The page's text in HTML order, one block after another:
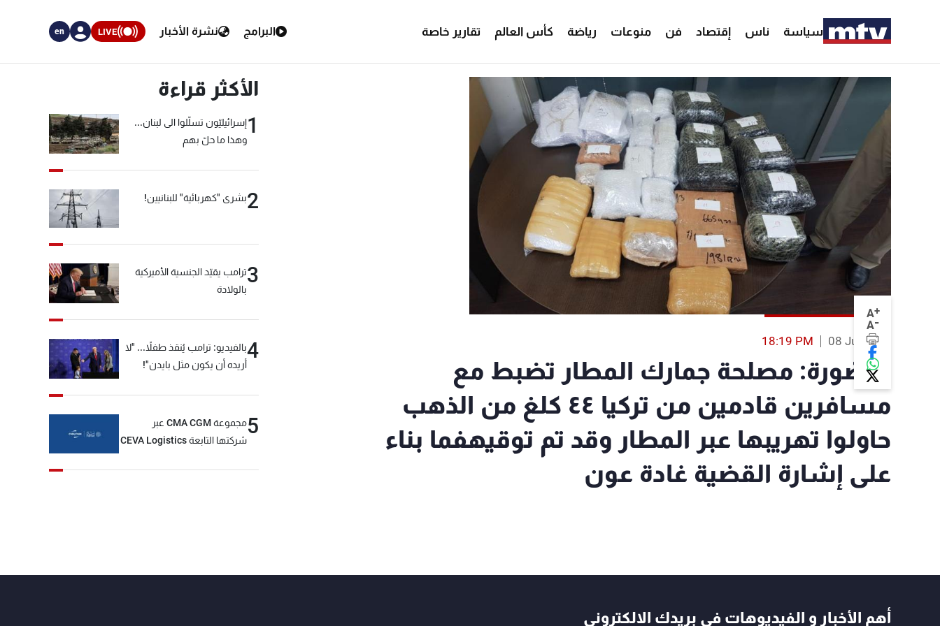
سياسة ناس إقتصاد فن منوعات رياضة كأس العالم تقارير خاصة البرامج نشرة الأخبار LIVE
en
A+
A-
08 Jul 2019
18:19 PM
بالصّورة: مصلحة جمارك المطار تضبط مع
مسافرين قادمين من تركيا ٤٤ كلغ من الذهب
حاولوا تهريبها عبر المطار وقد تم توقيهفما بناء
على إشارة القضية غادة عون
الأكثر قراءة
1إسرائيليّون تسلّلوا الى لبنان...
وهذا ما حلّ بهم
2بشرى "كهربائية" للبنانيين!
3ترامب يقيّد الجنسية الأميركية
بالولادة
4بالفيديو: ترامب يُنقذ طفلاً... "لا
أريده أن يكون مثل بايدن"!
5
مجموعة CMA CGM عبر
شركتها التابعة CEVA Logistics
أهم الأخبار و الفيديوهات في بريدك الالكتروني